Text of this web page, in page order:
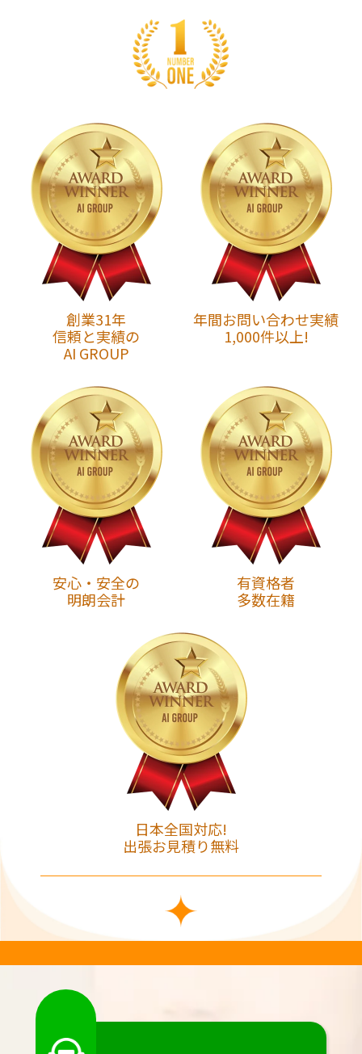
創業31年
信頼と実績の
AI GROUP
年間お問い合わせ実績
1,000件以上!
安心・安全の
明朗会計
有資格者
多数在籍
日本全国対応!
出張お見積り無料